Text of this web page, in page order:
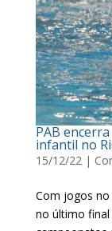
PAB
infantil no
15/12/22 |
Com jogos no
no último final